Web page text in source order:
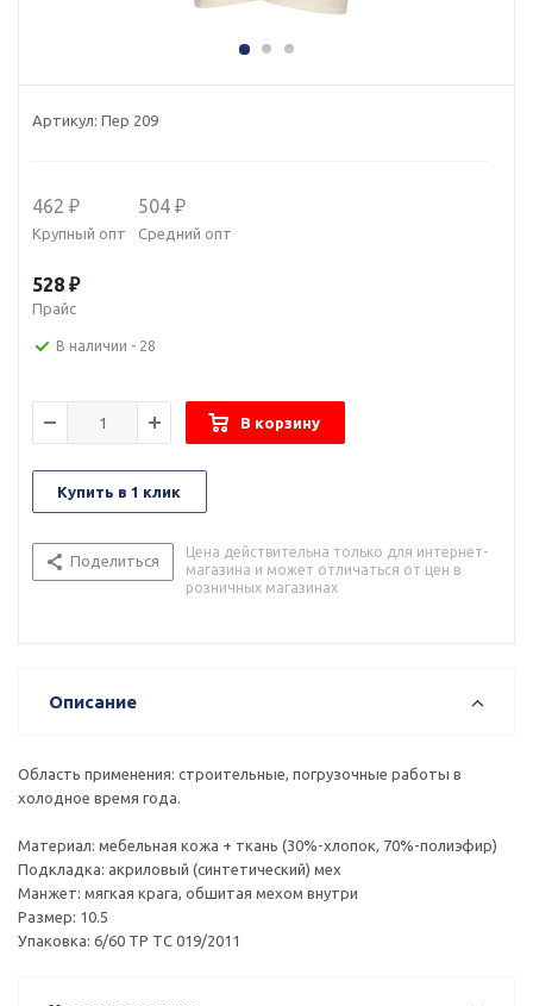
Артикул: Пер 209
462 ₽
Крупный опт
504 ₽
Средний опт
528 ₽
Прайс
В наличии - 28
В корзину
Купить в 1 клик
Поделиться
Цена действительна только для интернет-
магазина и может отличаться от цен в
розничных магазинах
Описание
Область применения: строительные, погрузочные работы в
холодное время года.
Материал: мебельная кожа + ткань (30%-хлопок, 70%-полиэфир)
Подкладка: акриловый (синтетический) мех
Манжет: мягкая крага, обшитая мехом внутри
Размер: 10.5
Упаковка: 6/60 ТР ТС 019/2011